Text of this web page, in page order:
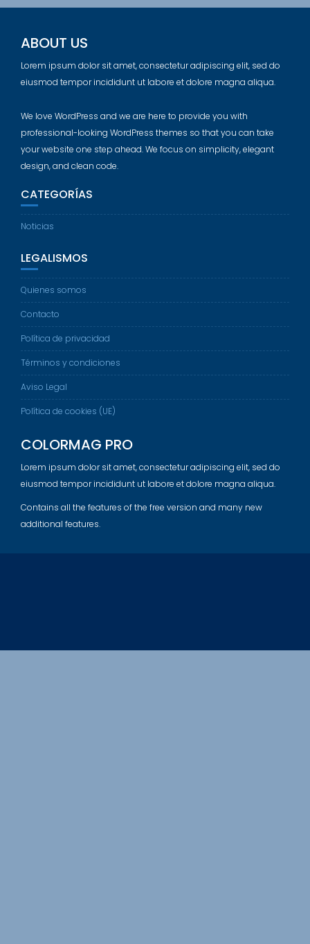
ABOUT US
Lorem ipsum dolor sit amet, consectetur adipiscing elit, sed do
eiusmod tempor incididunt ut labore et dolore magna aliqua.
We love WordPress and we are here to provide you with
professional-looking WordPress themes so that you can take
your website one step ahead. We focus on simplicity, elegant
design, and clean code.
CATEGORÍAS
Noticias
LEGALISMOS
Quienes somos
Contacto
Política de privacidad
Términos y condiciones
Aviso Legal
Política de cookies (UE)
COLORMAG PRO
Lorem ipsum dolor sit amet, consectetur adipiscing elit, sed do
eiusmod tempor incididunt ut labore et dolore magna aliqua.
Contains all the features of the free version and many new
additional features.